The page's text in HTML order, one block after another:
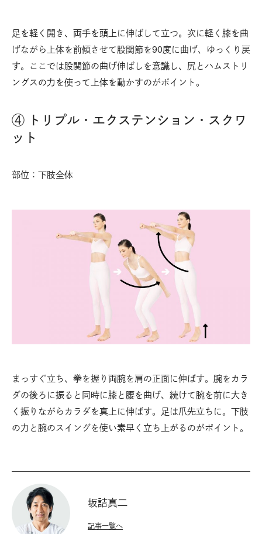
足を軽く開き、両手を頭上に伸ばして立つ。次に軽く膝を曲
げながら上体を前傾させて股関節を90度に曲げ、ゆっくり戻
す。ここでは股関節の曲げ伸ばしを意識し、尻とハムストリ
ングスの力を使って上体を動かすのがポイント。
④ トリプル・エクステンション・スクワ
ット
部位：下肢全体
まっすぐ立ち、拳を握り両腕を肩の正面に伸ばす。腕をカラ
ダの後ろに振ると同時に膝と腰を曲げ、続けて腕を前に大き
く振りながらカラダを真上に伸ばす。足は爪先立ちに。下肢
の力と腕のスイングを使い素早く立ち上がるのがポイント。
坂詰真二
記事一覧へ